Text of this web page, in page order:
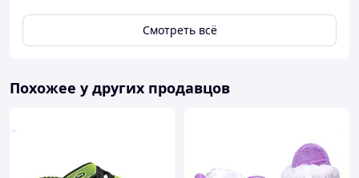
Смотреть всё
Похожее у других продавцов